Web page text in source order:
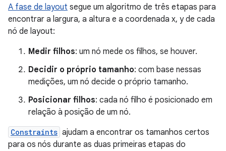
A fase de layout segue um algoritmo de três etapas para
encontrar a largura, a altura e a coordenada x, y de cada
nó de layout:
Medir filhos: um nó mede os filhos, se houver.
Decidir o próprio tamanho: com base nessas
medições, um nó decide o próprio tamanho.
Posicionar filhos: cada nó filho é posicionado em
relação à posição de um nó.
Constraints ajudam a encontrar os tamanhos certos
para os nós durante as duas primeiras etapas do